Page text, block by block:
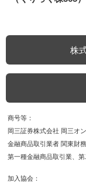
株
商号等
岡三証券株式会社 岡三オ
金融商品取引業者 関東財
第一種金融商品取引業
加入協会